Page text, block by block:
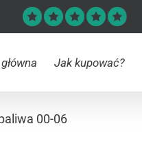
Jak kupować?
00-06